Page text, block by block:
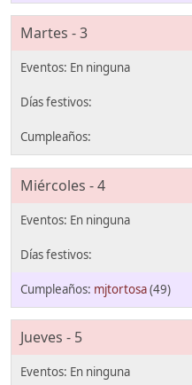
Martes - 3
Miércoles - 4
mjtortosa(49)
Jueves - 5